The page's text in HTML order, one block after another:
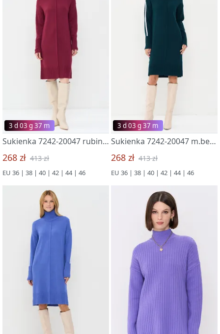
3 d 03 g 37 m
Sukienka 7242-20047 rubin/bel
268 zł 413 zł
EU 36 | 38 | 40 | 42 | 44 | 46
3 d 03 g 37 m
Sukienka 7242-20047 m.bezdna/bel
268 zł 413 zł
EU 36 | 38 | 40 | 42 | 44 | 46